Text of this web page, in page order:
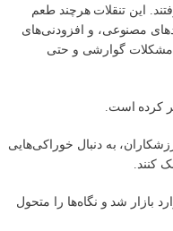
این تنقلات هرچند طعم
مصنوعی، و افزودنی‌های
مشکلات گوارشی و حتی
کرده است.
به دنبال خوراکی‌هایی
کنند.
بازار شد و نگاه‌ها را متحول